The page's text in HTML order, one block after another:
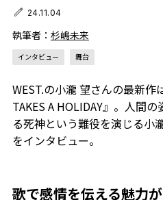
24.11.04
執筆者： 杉嶋未来
インタビュー 舞台
WEST.の小瀧 望さんの最新作
TAKES A HOLIDAY』。人間
る死神という難役を演じる小
をインタビュー。
歌で感情を伝える魅力